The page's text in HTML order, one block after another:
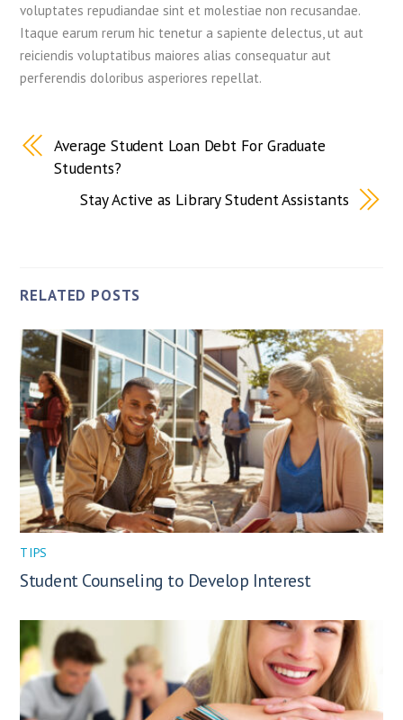
voluptates repudiandae sint et molestiae non recusandae.
Itaque earum rerum hic tenetur a sapiente delectus, ut aut
reiciendis voluptatibus maiores alias consequatur aut
perferendis doloribus asperiores repellat.
Average Student Loan Debt For Graduate
Students?
Stay Active as Library Student Assistants
RELATED POSTS
TIPS
Student Counseling to Develop Interest